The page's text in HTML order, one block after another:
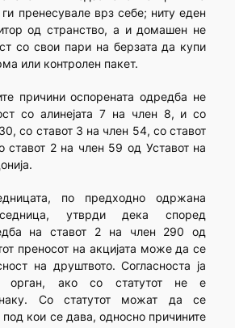
пренесувале врз себе; ниту еден
од странство, а и домашен не
со свои пари на берзата да купи
или контролен пакет.
причини оспорената одредба не
со алинејата 7 на член 8, и со
со ставот 3 на член 54, со ставот
ставот 2 на член 59 од Уставот на
по предходно одржана
седница, утврди дека според
на ставот 2 на член 290 од
преносот на акцијата може да се
на друштвото. Согласноста ја
орган, ако со статутот не е
Со статутот можат да се
под кои се дава, односно причините